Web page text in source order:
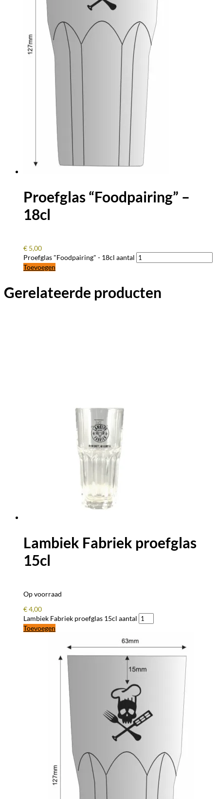
Proefglas “Foodpairing” –
18cl
€ 5,00
Proefglas "Foodpairing" - 18cl aantal
Toevoegen
Gerelateerde producten
Lambiek Fabriek proefglas
15cl
Op voorraad
€4,00
Lambiek Fabriek proefglas 15cl aantal
Toevoegen